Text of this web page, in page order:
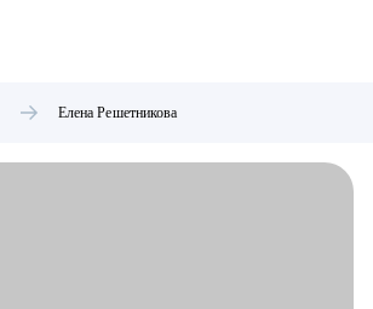
Елена Решетникова